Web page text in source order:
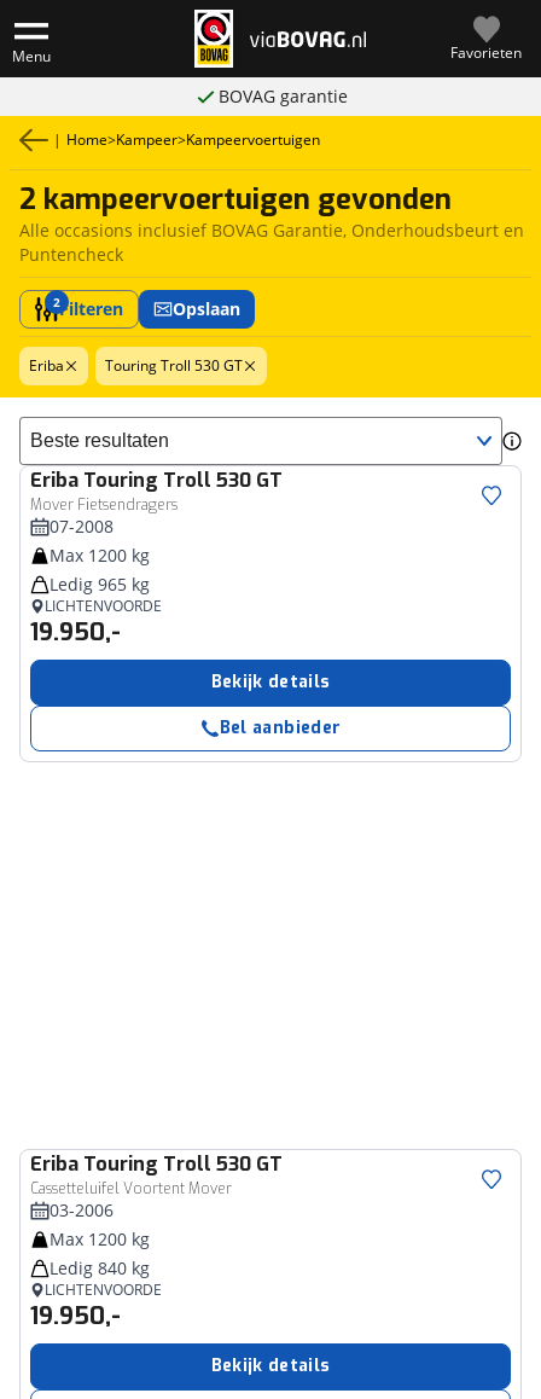
Menu Favorieten
BOVAG garantie
| Home>Kampeer>Kampeervoertuigen
2 kampeervoertuigen gevonden
Alle occasions inclusief BOVAG Garantie, Onderhoudsbeurt en
Puntencheck
2Filteren Opslaan
Eriba Touring Troll 530 GT
Sorteer resultaten
Eriba Touring Troll 530 GT
Mover Fietsendragers
07-2008
Max 1200 kg
Ledig 965 kg
LICHTENVOORDE
19.950,-
Bekijk details
Bel aanbieder
Eriba Touring Troll 530 GT
Cassetteluifel Voortent Mover
03-2006
Max 1200 kg
Ledig 840 kg
LICHTENVOORDE
19.950,-
Bekijk details